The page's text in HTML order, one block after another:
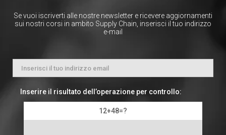
Se vuoi iscriverti alle nostre newsletter e ricevere aggiornamenti
sui nostri corsi in ambito Supply Chain, inserisci il tuo indirizzo
e-mail
Inserire il risultato dell’operazione per controllo:
12+48=?